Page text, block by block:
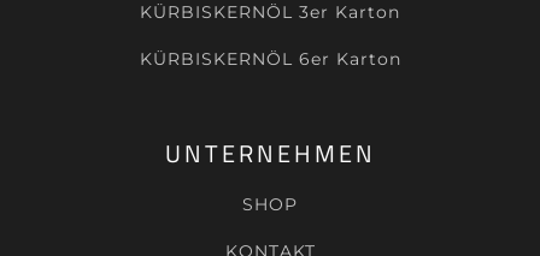
KÜRBISKERNÖL 3er Karton
KÜRBISKERNÖL 6er Karton
UNTERNEHMEN
SHOP
KONTAKT